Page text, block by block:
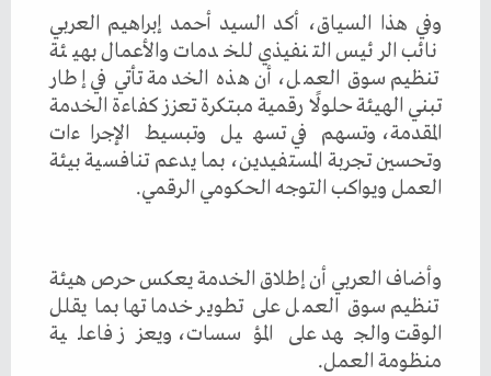
وفي هذا السياق، أكد السيد أحمد إبراهيم العربي
نائب الرئيس التنفيذي للخدمات والأعمال بهيئة
تنظيم سوق العمل، أن هذه الخدمة تأتي في إطار
تبني الهيئة حلولًا رقمية مبتكرة تعزز كفاءة الخدمة
المقدمة، وتسهم في تسهيل وتبسيط الإجراءات
وتحسين تجربة المستفيدين، بما يدعم تنافسية بيئة
العمل ويواكب التوجه الحكومي الرقمي.
وأضاف العربي أن إطلاق الخدمة يعكس حرص هيئة
تنظيم سوق العمل على تطوير خدماتها بما يقلل
الوقت والجهد على المؤسسات، ويعزز فاعلية
منظومة العمل.